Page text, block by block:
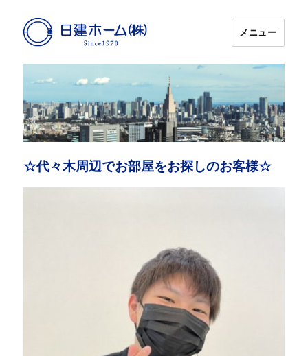
日建ホーム
メニュー
☆代々木周辺でお部屋をお探しのお客様☆